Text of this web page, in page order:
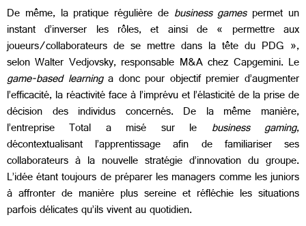
De même, la pratique régulière de business gamespermet un
instant d’inverser les rôles, et ainsi de « permettre aux
joueurs/collaborateurs de se mettre dans la tête du PDG »,
selon Walter Vedjovsky, responsable M&A chez Capgemini. Le
game-based learninga donc pour objectif premier d’augmenter
l’efficacité, la réactivité face à l’imprévu et l’élasticité de la prise de
décision des individus concernés. De la même manière,
l’entreprise Total a misé sur le business gaming,
décontextualisant l’apprentissage afin de familiariser ses
collaborateurs à la nouvelle stratégie d’innovation du groupe.
L’idée étant toujours de préparer les managers comme les juniors
à affronter de manière plus sereine et réfléchie les situations
parfois délicates qu’ils vivent au quotidien.